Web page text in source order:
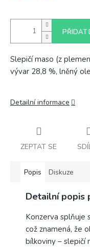
PŘIDAT
Slepičí maso (z
vývar 28,8 %, lněný
Detailní informace
ZEPTAT SE
Popis Diskuze
Detailní popis
Konzerva splňuje
což znamená, že
bílkoviny – slepičí